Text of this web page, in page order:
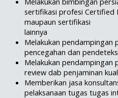
sertifikasi profesi Certified
maupaun sertifikasi
lainnya
Melakukan pendampingan
pencegahan dan
Melakukan pendampingan
review dab penjaminan
Memberikan jasa
pelaksanaan tugas tugas